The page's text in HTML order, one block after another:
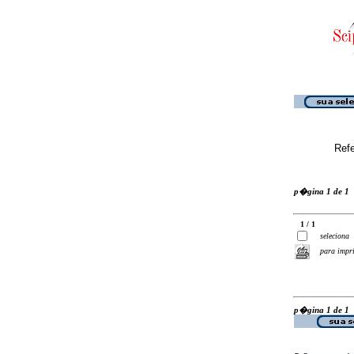
p�gina 1 de 1
1 / 1
seleciona
para
p�gina 1 de 1